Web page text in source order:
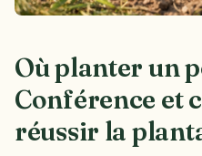
Où planter un
Conférence et
réussir la